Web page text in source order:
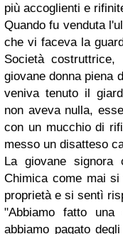
più accoglienti e
Quando fu venduta
che vi faceva la
Società
giovane donna piena
veniva tenuto il
non aveva nulla,
con un mucchio di
messo un disatteso
La giovane signora
Chimica come mai
proprietà e si sentì
"Abbiamo fatto una
abbiamo pagato